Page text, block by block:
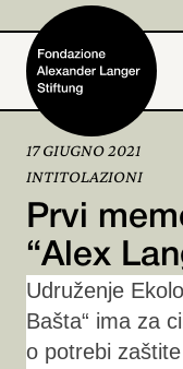
Fondazione
Attività e progetti
Alexander Langer
17 GIUGNO 2021
INTITOLAZIONI
Prvi
“Alex
Udruženje
Bašta“ ima za
o potrebi